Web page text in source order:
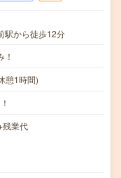
駅から徒歩12分
憩1時間)
業代